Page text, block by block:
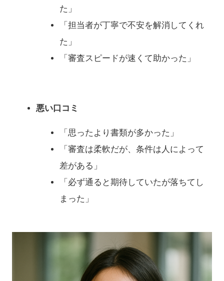
た」
「担当者が丁寧で不安を解消してくれ
た」
「審査スピードが速くて助かった」
悪い口コミ
「思ったより書類が多かった」
「審査は柔軟だが、条件は人によって
差がある」
「必ず通ると期待していたが落ちてし
まった」